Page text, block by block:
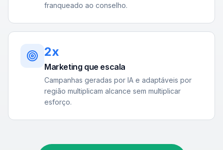
franqueado ao conselho.
2x
Marketing que escala
Campanhas geradas por IA e adaptáveis por
região multiplicam alcance sem multiplicar
esforço.